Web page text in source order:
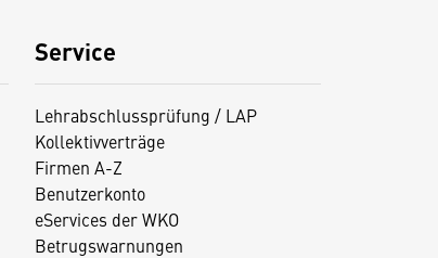
Service
Lehrabschlussprüfung / LAP
Kollektivverträge
Firmen A-Z
Benutzerkonto
eServices der WKO
Betrugswarnungen